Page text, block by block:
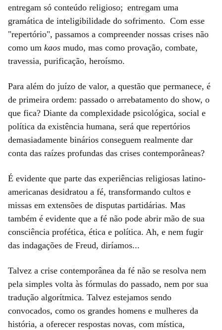
entregam só conteúdo religioso; entregam uma
gramática de inteligibilidade do sofrimento. Com esse
"repertório", passamos a compreender nossas crises não
como um kaos mudo, mas como provação, combate,
travessia, purificação, heroísmo.
Para além do juízo de valor, a questão que permanece, é
de primeira ordem: passado o arrebatamento do show, o
que fica? Diante da complexidade psicológica, social e
política da existência humana, será que repertórios
demasiadamente binários conseguem realmente dar
conta das raízes profundas das crises contemporâneas?
É evidente que parte das experiências religiosas latino-
americanas desidratou a fé, transformando cultos e
missas em extensões de disputas partidárias. Mas
também é evidente que a fé não pode abrir mão de sua
consciência profética, ética e política. Ah, e nem fugir
das indagações de Freud, diríamos...
Talvez a crise contemporânea da fé não se resolva nem
pela simples volta às fórmulas do passado, nem por sua
tradução algorítmica. Talvez estejamos sendo
convocados, como os grandes homens e mulheres da
história, a oferecer respostas novas, com mística,